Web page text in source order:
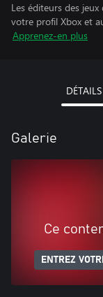
Les éditeurs des
votre profil Xbox et
Apprenez-en plus
DÉTAILS
Galerie
Ce
ENTREZ